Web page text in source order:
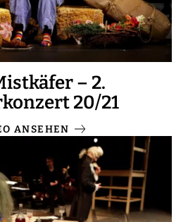
– 2.
20/21
ANSEHEN